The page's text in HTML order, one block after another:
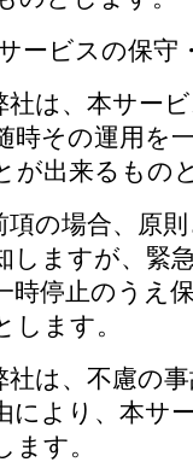
ービスの保守
社は、本サー
時その運用を
が出来るもの
項の場合、原
しますが、緊
時停止のうえ
します。
社は、不慮の
により、本サ
ます。